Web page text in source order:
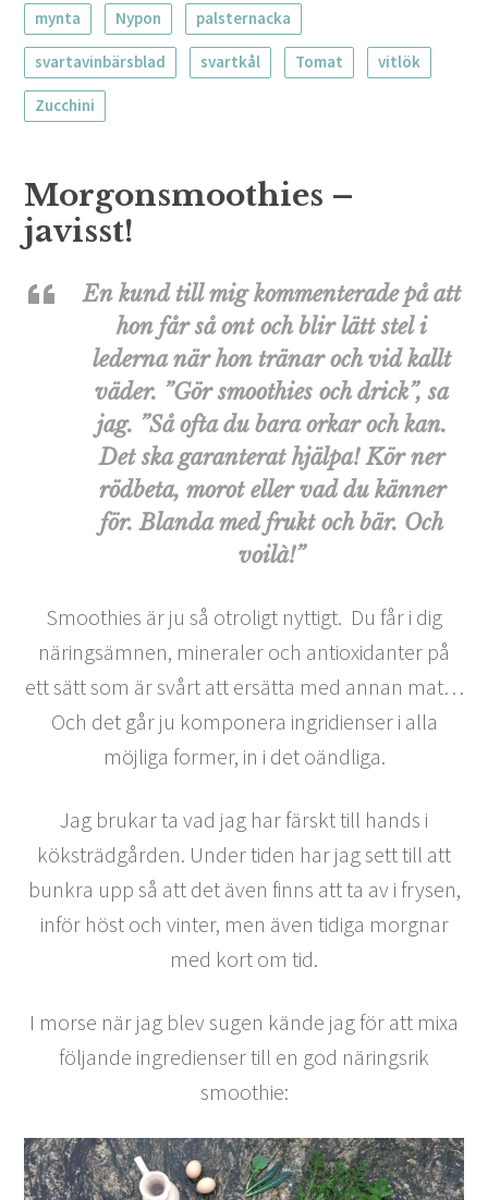
mynta Nypon palsternacka
svartavinbärsblad svartkål Tomat vitlök
Zucchini
Morgonsmoothies –
javisst!
En kund till mig kommenterade på att
hon får så ont och blir lätt stel i
lederna när hon tränar och vid kallt
väder. ”Gör smoothies och drick”, sa
jag. ”Så ofta du bara orkar och kan.
Det ska garanterat hjälpa! Kör ner
rödbeta, morot eller vad du känner
för. Blanda med frukt och bär. Och
voilà!”
Smoothies är ju så otroligt nyttigt. Du får i dig
näringsämnen, mineraler och antioxidanter på
ett sätt som är svårt att ersätta med annan mat…
Och det går ju komponera ingridienser i alla
möjliga former, in i det oändliga.
Jag brukar ta vad jag har färskt till hands i
köksträdgården. Under tiden har jag sett till att
bunkra upp så att det även finns att ta av i frysen,
inför höst och vinter, men även tidiga morgnar
med kort om tid.
I morse när jag blev sugen kände jag för att mixa
följande ingredienser till en god näringsrik
smoothie: